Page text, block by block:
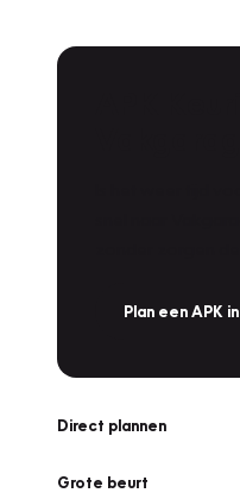
Plan een APK in
Direct plannen
Grote beurt